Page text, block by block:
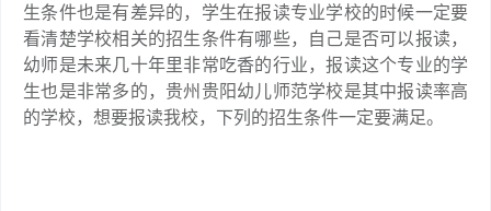
生条件也是有差异的，学生在报读专业学校的时候一定要
看清楚学校相关的招生条件有哪些，自己是否可以报读，
幼师是未来几十年里非常吃香的行业，报读这个专业的学
生也是非常多的，贵州贵阳幼儿师范学校是其中报读率高
的学校，想要报读我校，下列的招生条件一定要满足。